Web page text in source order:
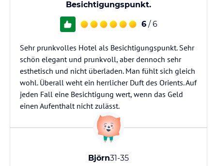
Besichtigungspunkt.
6 / 6
Sehr prunkvolles Hotel als Besichtigungspunkt. Sehr
schön elegant und prunkvoll, aber dennoch sehr
esthetisch und nicht überladen. Man fühlt sich gleich
wohl. Überall weht ein herrlicher Duft des Orients. Auf
jeden Fall eine Besichtigung wert, wenn das Geld
einen Aufenthalt nicht zulässt.
Björn31-35